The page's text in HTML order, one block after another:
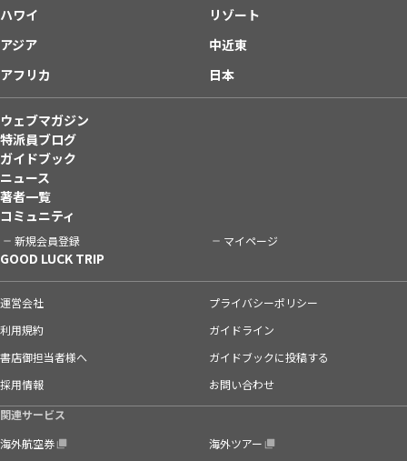
ハワイ
リゾート
アジア
中近東
アフリカ
日本
ウェブマガジン
特派員ブログ
ガイドブック
ニュース
著者一覧
コミュニティ
新規会員登録 マイページ
GOOD LUCK TRIP
運営会社
プライバシーポリシー
利用規約
ガイドライン
書店御担当者様へ
ガイドブックに投稿する
採用情報
お問い合わせ
関連サービス
海外航空券
海外ツアー